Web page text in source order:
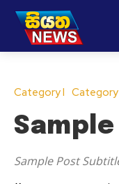
Category I Category
Sample Post